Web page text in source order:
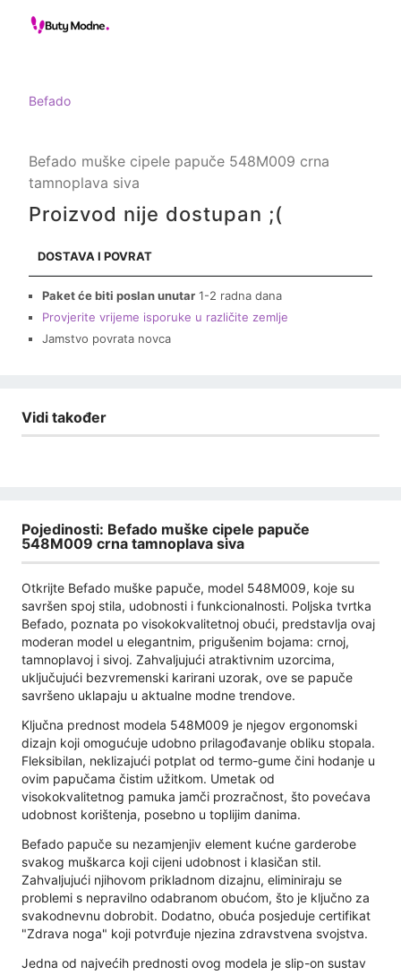
Befado
Befado muške cipele papuče 548M009 crna
tamnoplava siva
Proizvod nije dostupan ;(
DOSTAVA I POVRAT
Paket će biti poslan unutar 1-2 radna dana
Provjerite vrijeme isporuke u različite zemlje
Jamstvo povrata novca
Vidi također
Pojedinosti: Befado muške cipele papuče
548M009 crna tamnoplava siva
Otkrijte Befado muške papuče, model 548M009, koje su
savršen spoj stila, udobnosti i funkcionalnosti. Poljska tvrtka
Befado, poznata po visokokvalitetnoj obući, predstavlja ovaj
moderan model u elegantnim, prigušenim bojama: crnoj,
tamnoplavoj i sivoj. Zahvaljujući atraktivnim uzorcima,
uključujući bezvremenski karirani uzorak, ove se papuče
savršeno uklapaju u aktualne modne trendove.
Ključna prednost modela 548M009 je njegov ergonomski
dizajn koji omogućuje udobno prilagođavanje obliku stopala.
Fleksibilan, neklizajući potplat od termo-gume čini hodanje u
ovim papučama čistim užitkom. Umetak od
visokokvalitetnog pamuka jamči prozračnost, što povećava
udobnost korištenja, posebno u toplijim danima.
Befado papuče su nezamjenjiv element kućne garderobe
svakog muškarca koji cijeni udobnost i klasičan stil.
Zahvaljujući njihovom prikladnom dizajnu, eliminiraju se
problemi s nepravilno odabranom obućom, što je ključno za
svakodnevnu dobrobit. Dodatno, obuća posjeduje certifikat
"Zdrava noga" koji potvrđuje njezina zdravstvena svojstva.
Jedna od najvećih prednosti ovog modela je slip-on sustav